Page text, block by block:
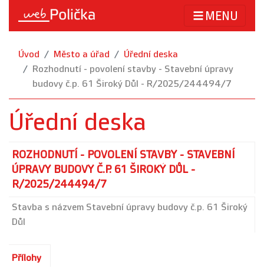
MENU
Úvod Město a úřad
Úřední deska
Rozhodnutí - povolení stavby - Stavební úpravy
budovy č.p. 61 Široký Důl - R/2025/244494/7
Úřední deska
ROZHODNUTÍ - POVOLENÍ STAVBY - STAVEBNÍ
ÚPRAVY BUDOVY Č.P. 61 ŠIROKÝ DŮL -
R/2025/244494/7
Stavba s názvem Stavební úpravy budovy č.p. 61 Široký
Důl
Přílohy